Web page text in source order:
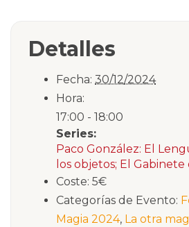
Detalles
Fecha: 30/12/2024
Hora:
17:00 - 18:00
Series:
Paco González: El
los objetos; El
Coste: 5€
Categorías de Evento:
Magia 2024, La otra